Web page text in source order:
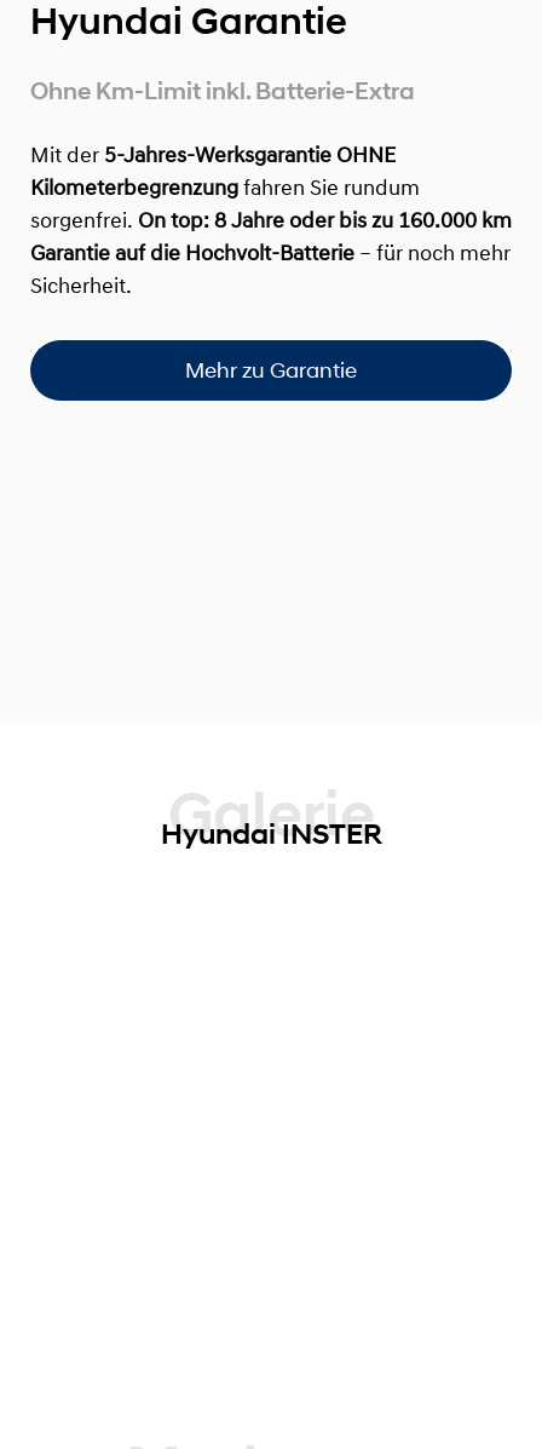
Hyundai Garantie
Ohne Km-Limit inkl. Batterie-Extra
Mit der 5-Jahres-Werksgarantie OHNE
Kilometerbegrenzung fahren Sie rundum
sorgenfrei. On top: 8 Jahre oder bis zu 160.000 km
Garantie auf die Hochvolt-Batterie – für noch mehr
Sicherheit.
Mehr zu Garantie
Galerie
Hyundai INSTER